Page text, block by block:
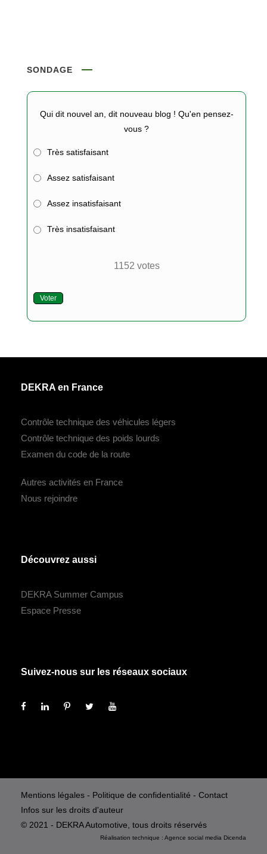
SONDAGE
Qui dit nouvel an, dit nouveau blog ! Qu'en pensez-
vous ?
Très satisfaisant
Assez satisfaisant
Assez insatisfaisant
Très insatisfaisant
1152 votes
Voter
DEKRA en France
Contrôle technique des véhicules légers
Contrôle technique des poids lourds
Examen du code de la route
Autres activités en France
Nous rejoindre
Découvrez aussi
DEKRA Summer Campus
Espace Presse
Suivez-nous sur les réseaux sociaux
Mentions légales - Politique de confidentialité - Contact
Infos sur les droits d'auteur
© 2021 - DEKRA Automotive, tous droits réservés
Réalisation technique : Agence social media Dicenda